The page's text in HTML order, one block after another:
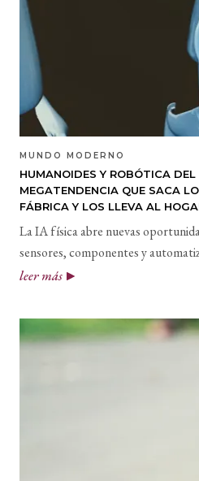
MUNDO MODERNO
HUMANOIDES Y ROBÓTICA
MEGATENDENCIA QUE SACA
FÁBRICA Y LOS LLEVA AL
La IA física abre nuevas
sensores, componentes y
leer más